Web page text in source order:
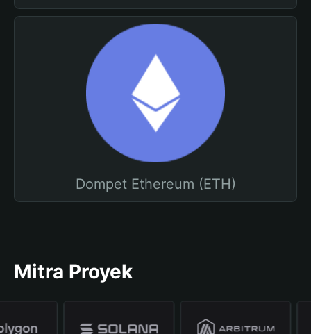
Dompet Ethereum (ETH)
Mitra Proyek